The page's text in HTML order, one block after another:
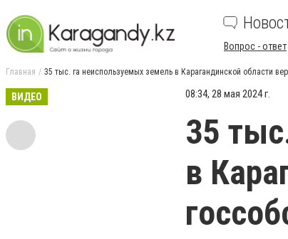
Вопрос - ответ
Главная 35 тыс. га неиспользуемых земель в Карагандинской области
ВИДЕО 08:34, 28 мая 2024 г.
35
в